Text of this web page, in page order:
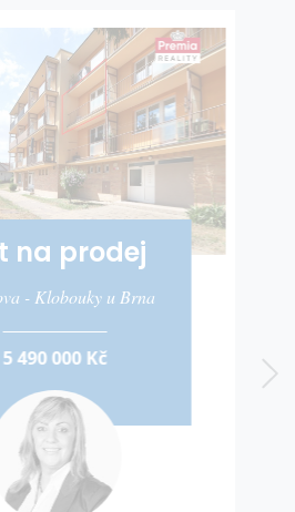
na prodej
- Klobouky u Brna
5 490 000 Kč